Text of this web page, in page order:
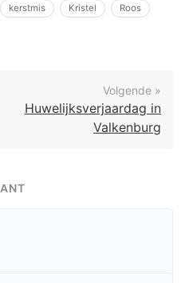
kerstmis Kristel
Roos
Volgende »
Huwelijksverjaardag in
Valkenburg